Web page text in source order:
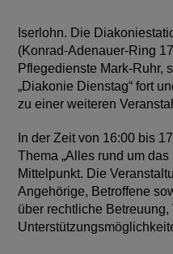
Iserlohn. Die
(Konrad-Adenauer-Ring
Pflegedienste Mark-Ruhr,
„Diakonie Dienstag“ fort
zu einer weiteren
In der Zeit von 16:00 bis
Thema „Alles rund um
Mittelpunkt. Die
Angehörige, Betroffene
über rechtliche Betreuung,